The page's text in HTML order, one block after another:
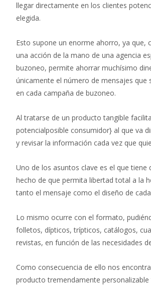
llegar directamente en los clientes
elegida.
Esto supone un enorme ahorro, ya que,
una acción de la mano de una agencia
buzoneo, permite ahorrar muchísimo
únicamente el número de mensajes que
en cada campaña de buzoneo.
Al tratarse de un producto tangible
potencialposible consumidor} al que va
y revisar la información cada vez que
Uno de los asuntos clave es el que tiene
hecho de que permita libertad total a la
tanto el mensaje como el diseño de
Lo mismo ocurre con el formato,
folletos, dípticos, trípticos, catálogos,
revistas, en función de las necesidades
Como consecuencia de ello nos
producto tremendamente